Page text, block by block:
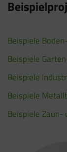
Beispiele
Beispiele
Beispiele
Beispiele
Beispiele Zaun-